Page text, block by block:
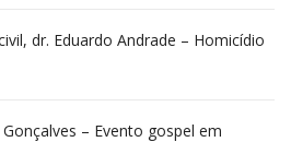
dr. Eduardo Andrade – Homicídio
– Evento gospel em